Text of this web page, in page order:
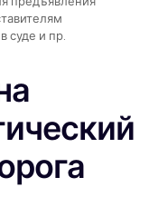
суде и пр.